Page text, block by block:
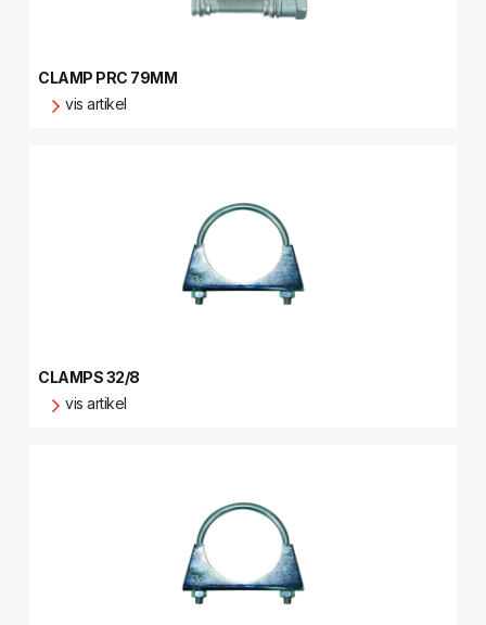
CLAMP PRC 79MM
vis artikel
CLAMPS 32/8
vis artikel